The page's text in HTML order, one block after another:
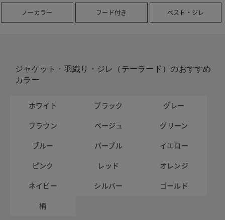
ノーカラー フード付き ベスト・ジレ
ジャケット・羽織り・ジレ（テーラード）のおすすめ
カラー
ホワイト ブラック
グレー
ブラウン
ベージュ
グリーン
ブルー
パープル
イエロー
ピンク
レッド
オレンジ
ネイビー
シルバー
ゴールド
柄